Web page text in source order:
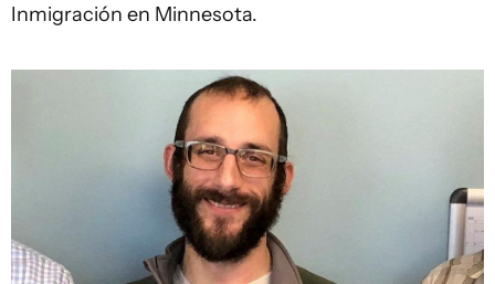
Inmigración en Minnesota.